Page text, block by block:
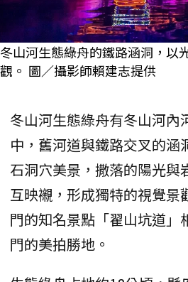
冬山河生態綠舟的鐵路涵洞，以
觀。 圖／攝影師賴建志提供
冬山河生態綠舟有冬山河內
中，舊河道與鐵路交叉的涵
石洞穴美景，撒落的陽光與
互映襯，形成獨特的視覺景
門的知名景點「翟山坑道」
門的美拍勝地。